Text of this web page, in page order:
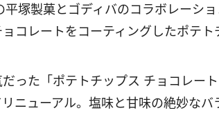
平塚製菓とゴディバのコラボレーシ
コレートをコーティングしたポテト
った「ポテトチップス チョコレー
ニューアル。塩味と甘味の絶妙な